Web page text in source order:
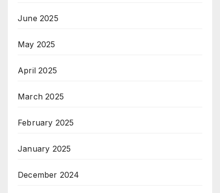
June 2025
May 2025
April 2025
March 2025
February 2025
January 2025
December 2024